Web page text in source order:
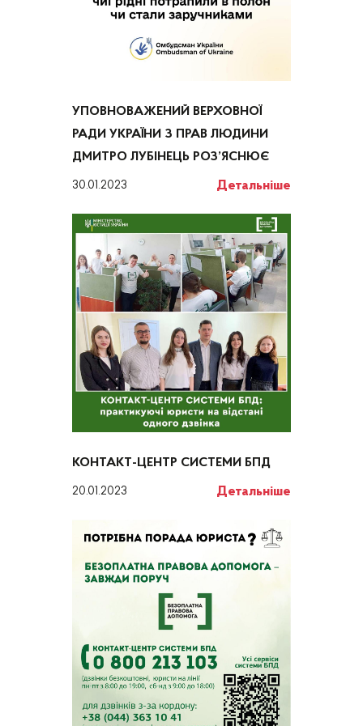
УПОВНОВАЖЕНИЙ ВЕРХОВНОЇ
РАДИ УКРАЇНИ З ПРАВ ЛЮДИНИ
ДМИТРО ЛУБІНЕЦЬ РОЗ’ЯСНЮЄ
30.01.2023 Детальніше
КОНТАКТ-ЦЕНТР СИСТЕМИ БПД
20.01.2023 Детальніше